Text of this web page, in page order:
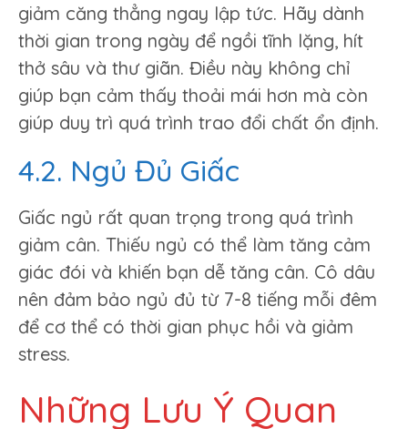
giảm căng thẳng ngay lập tức. Hãy dành
thời gian trong ngày để ngồi tĩnh lặng, hít
thở sâu và thư giãn. Điều này không chỉ
giúp bạn cảm thấy thoải mái hơn mà còn
giúp duy trì quá trình trao đổi chất ổn định.
4.2. Ngủ Đủ Giấc
Giấc ngủ rất quan trọng trong quá trình
giảm cân. Thiếu ngủ có thể làm tăng cảm
giác đói và khiến bạn dễ tăng cân. Cô dâu
nên đảm bảo ngủ đủ từ 7-8 tiếng mỗi đêm
để cơ thể có thời gian phục hồi và giảm
stress.
Những Lưu Ý Quan